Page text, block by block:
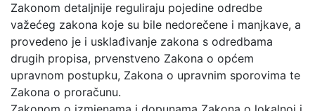
Zakonom detaljnije reguliraju pojedine odredbe
važećeg zakona koje su bile nedorečene i manjkave, a
provedeno je i usklađivanje zakona s odredbama
drugih propisa, prvenstveno Zakona o općem
upravnom postupku, Zakona o upravnim sporovima te
Zakona o proračunu.